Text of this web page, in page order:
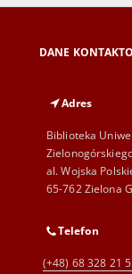
DANE
Adres
Biblioteka
al. Wojska
65-762 Zielona
Telefon
(+48) 68 328 21